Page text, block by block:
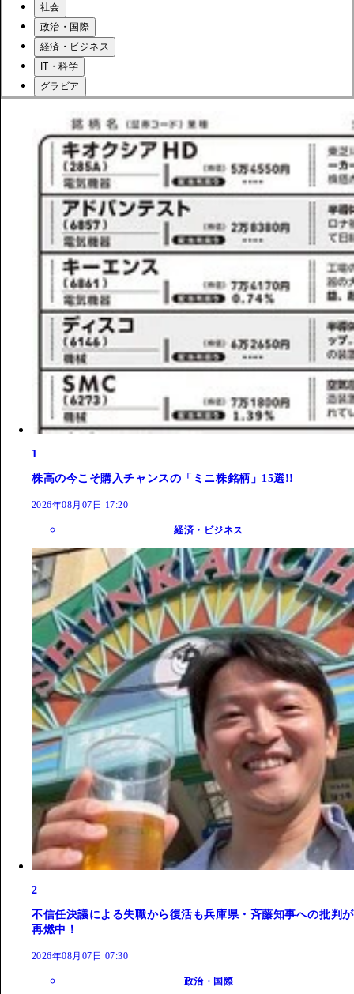
社会
政治・国際
経済・ビジネス
IT・科学
グラビア
1
株高の今こそ購入チャンスの「ミニ株銘柄」15選!!
2026年08月07日 17:20
経済・ビジネス
2
不信任決議による失職から復活も兵庫県・斉藤知事への批判が
再燃中！
2026年08月07日 07:30
政治・国際